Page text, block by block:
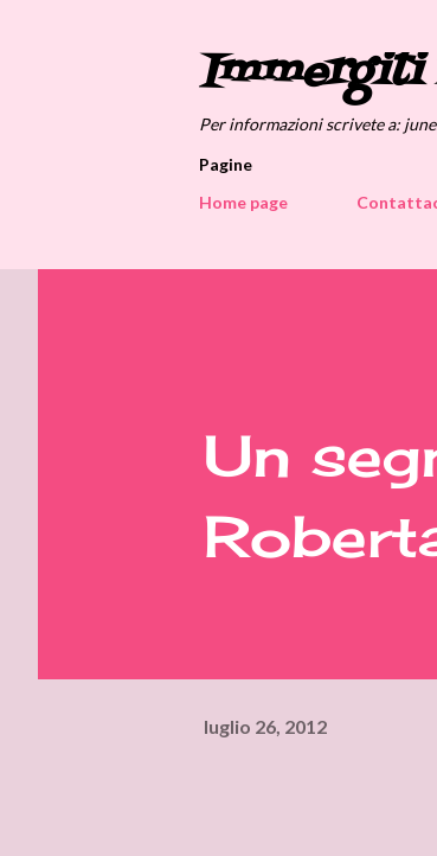
Immergiti
Per informazioni scrivete a:
Pagine
Home page
Un
luglio 26, 2012